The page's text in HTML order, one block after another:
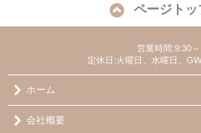
ページトッ
営業時間:9:30
定休日:火曜日、水曜日、
ホーム
会社概要